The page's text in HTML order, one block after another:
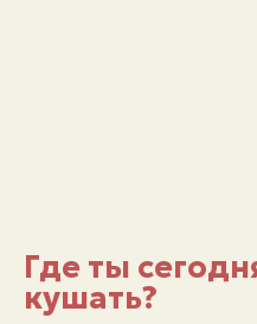
Где ты
кушать?